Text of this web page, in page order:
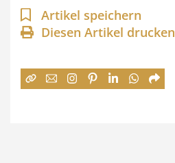
a
n
e
Artikel speichern
Diesen Artikel drucken